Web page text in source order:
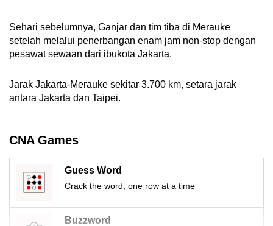
Sehari sebelumnya, Ganjar dan tim tiba di Merauke
setelah melalui penerbangan enam jam non-stop dengan
pesawat sewaan dari ibukota Jakarta.
Jarak Jakarta-Merauke sekitar 3.700 km, setara jarak
antara Jakarta dan Taipei.
CNA Games
Guess Word
Crack the word, one row at a time
Buzzword
Upgraded
but
still
issues?
Contact